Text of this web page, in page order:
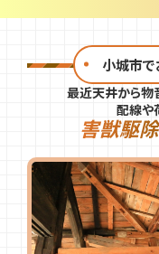
小城市で
最近天井から
配線や
害獣駆除